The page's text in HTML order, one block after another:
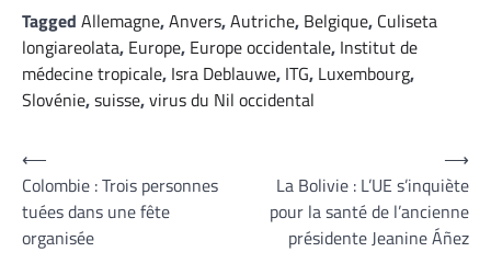
Tagged Allemagne,Anvers,Autriche, Belgique, Culiseta
longiareolata, Europe, Europe occidentale, Institut de
médecine tropicale, Isra Deblauwe, ITG, Luxembourg,
Slovénie,suisse,virus du Nil occidental
Navigation
de
l’article
⟵
Colombie : Trois personnes
tuées dans une fête
organisée
La Bolivie : L’UE s’inquiète
pour la santé de l’ancienne
présidente Jeanine Áñez
⟶